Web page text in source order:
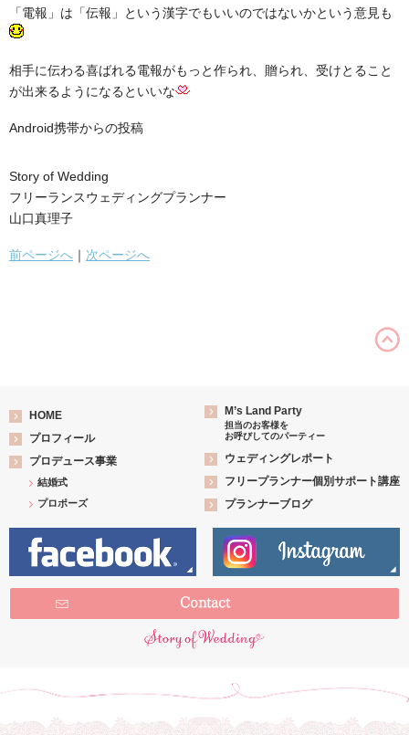
「電報」は「伝報」という漢字でもいいのではないかという意見も
相手に伝わる喜ばれる電報がもっと作られ、贈られ、受けとること
が出来るようになるといいな
Android携帯からの投稿
Story of Wedding
フリーランスウェディングプランナー
山口真理子
前ページへ ｜ 次ページへ
HOME
プロフィール
プロデュース事業
結婚式
プロポーズ
M’s Land Party
担当のお客様を
お呼びしてのパーティー
ウェディングレポート
フリープランナー個別サポート講座
プランナーブログ
Contact